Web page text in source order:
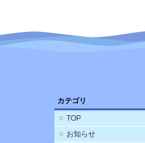
カテゴリ
TOP
お知らせ